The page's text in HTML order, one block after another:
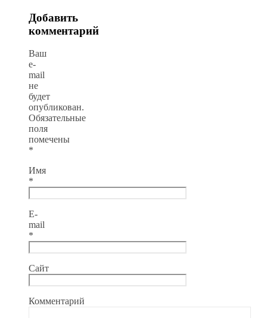
Добавить
комментарий
Ваш
e-
mail
не
будет
опубликован.
Обязательные
поля
помечены
*
Имя
*
E-
mail
*
Сайт
Комментарий